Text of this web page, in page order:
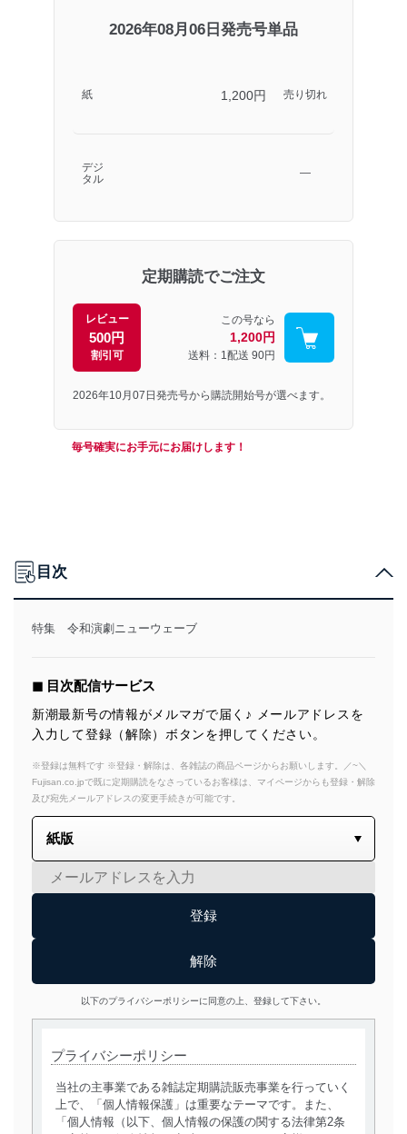
2026年08月06日発売号単品
紙 1,200円 売り切れ
デジ
タル
―
定期購読でご注文
レビュー
500円
割引可
この号なら
1,200円
送料：1配送 90円
2026年10月07日発売号から購読開始号が選べます。
毎号確実にお手元にお届けします！
目次
特集 令和演劇ニューウェーブ
◼︎ 目次配信サービス
新潮最新号の情報がメルマガで届く♪ メールアドレスを
入力して登録（解除）ボタンを押してください。
※登録は無料です ※登録・解除は、各雑誌の商品ページからお願いします。／~＼
Fujisan.co.jpで既に定期購読をなさっているお客様は、マイページからも登録・解除
及び宛先メールアドレスの変更手続きが可能です。
以下のプライバシーポリシーに同意の上、登録して下さい。
プライバシーポリシー
当社の主事業である雑誌定期購読販売事業を行っていく
上で、「個人情報保護」は重要なテーマです。また、
「個人情報（以下、個人情報の保護の関する法律第2条